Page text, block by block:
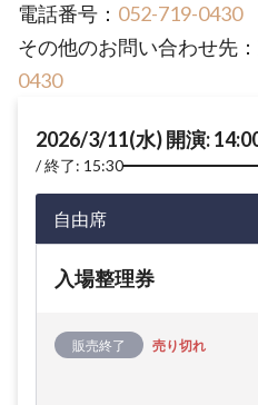
電話番号： 052-719-0430
その他のお問い合わせ先
0430
2026/3/11(水) 開演:
終了: 15:30
自由席
入場整理券
販売終了 売り切れ